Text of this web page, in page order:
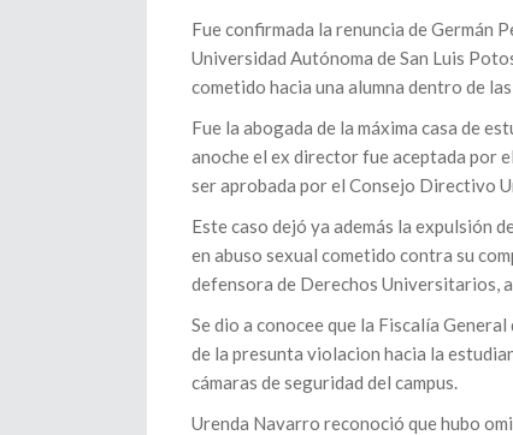
Fue confirmada la renuncia de Germán
Universidad Autónoma de San Luis
cometido hacia una alumna dentro de
Fue la abogada de la máxima casa de
anoche el ex director fue aceptada por
ser aprobada por el Consejo Directivo
Este caso dejó ya además la expulsión
en abuso sexual cometido contra su
defensora de Derechos Universitarios,
Se dio a conocee que la Fiscalía
de la presunta violacion hacia la
cámaras de seguridad del campus.
Urenda Navarro reconoció que hubo